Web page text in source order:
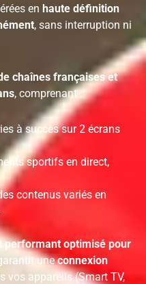
en haute définition
, sans interruption ni
chaînes françaises et
, comprenant :
à succès sur 2 écrans
sportifs en direct,
contenus variés en
performant optimisé pour
uneconnexion
vos appareils (Smart TV,